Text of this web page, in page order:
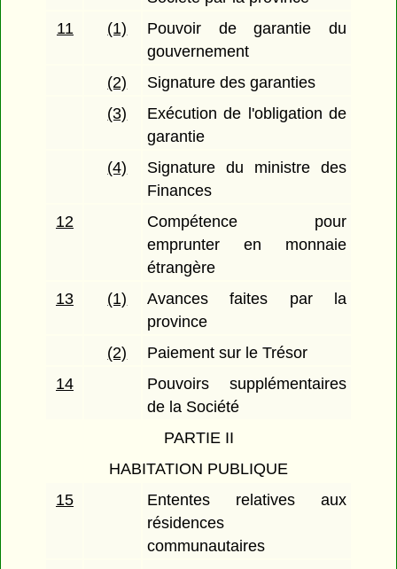
11
(1)
Pouvoir de garantie du
gouvernement
(2)
Signature des garanties
(3)
Exécution de l'obligation de
garantie
(4)
Signature du ministre des
Finances
12
Compétence pour
emprunter en monnaie
étrangère
13
(1)
Avances faites par la
province
(2)
Paiement sur le Trésor
14
Pouvoirs supplémentaires
de la Société
PARTIE II
HABITATION PUBLIQUE
15
Ententes relatives aux
résidences
communautaires